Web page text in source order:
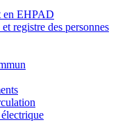
en EHPAD
registre des personnes